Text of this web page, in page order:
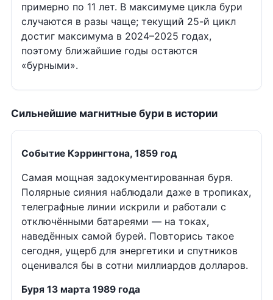
примерно по 11 лет. В максимуме цикла бури
случаются в разы чаще; текущий 25-й цикл
достиг максимума в 2024–2025 годах,
поэтому ближайшие годы остаются
«бурными».
Сильнейшие магнитные бури в истории
Событие Кэррингтона, 1859 год
Самая мощная задокументированная буря.
Полярные сияния наблюдали даже в тропиках,
телеграфные линии искрили и работали с
отключёнными батареями — на токах,
наведённых самой бурей. Повторись такое
сегодня, ущерб для энергетики и спутников
оценивался бы в сотни миллиардов долларов.
Буря 13 марта 1989 года